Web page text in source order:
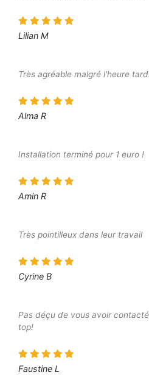
Lilian M
Très agréable malgré l'heure
Alma R
Installation terminé pour 1 euro !
Amin R
Très pointilleux dans leur travail
Cyrine B
Pas déçu de vous avoir
top!
Faustine L